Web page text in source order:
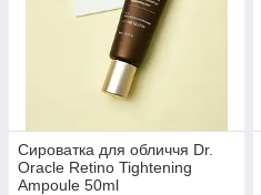
Сироватка для обличчя Dr.
Oracle Retino Tightening
Ampoule 50ml